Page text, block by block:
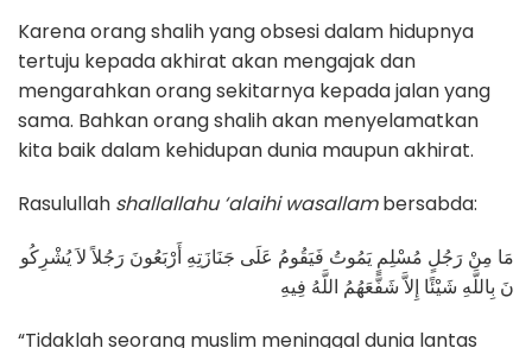
Karena orang shalih yang obsesi dalam hidupnya
tertuju kepada akhirat akan mengajak dan
mengarahkan orang sekitarnya kepada jalan yang
sama. Bahkan orang shalih akan menyelamatkan
kita baik dalam kehidupan dunia maupun akhirat.
Rasulullah shallallahu ‘alaihi wasallambersabda:
مَا مِنْ رَجُلٍ مُسْلِمٍ يَمُوتُ فَيَقُومُ عَلَى جَنَازَتِهِ أَرْبَعُونَ رَجُلاً لاَ يُشْرِكُو
نَ بِاللَّهِ شَيْئًا إِلاَّ شَفَّعَهُمُ اللَّهُ فِيهِ
“Tidaklah seorang muslim meninggal dunia lantas